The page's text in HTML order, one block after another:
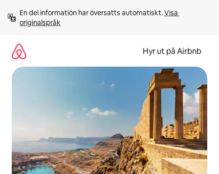
innehåll
En del information har översatts automatiskt. Visa
originalspråk
Hyr ut på Airbnb